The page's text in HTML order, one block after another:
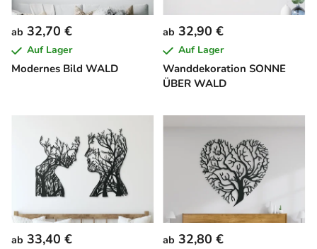
Modernes Bild WALD
ab 32,70 €
Auf Lager
Wanddekoration SONNE
ÜBER WALD
ab 32,90 €
Auf Lager
ab 33,40 € ab 32,80 €